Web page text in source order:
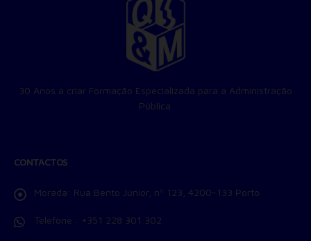
30 Anos a criar Formação Especializada para a Administração
Pública.
CONTACTOS
Morada: Rua Bento Júnior, nº 123, 4200-133 Porto
Telefone : +351 228 301 302
Consentimento Google Ads, Google Shopping e Google
Consentimento para Remarketing
Permitir suporte a funcionalidades do site.
Permitir personalização e recomendações de video.
Permitir armazanamento relacionado à segurança,
autenticação e prevenção de fraudes.
seleção e clique no botão ACEITAR.